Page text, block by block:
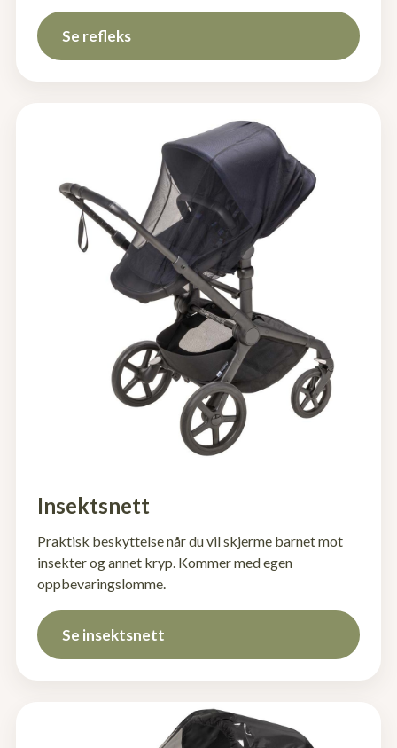
Se refleks
Insektsnett
Praktisk beskyttelse når du vil skjerme barnet mot
insekter og annet kryp. Kommer med egen
oppbevaringslomme.
Se insektsnett